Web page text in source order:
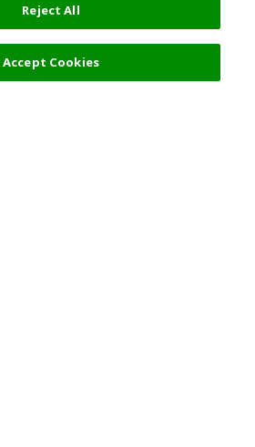
Reject All
Accept Cookies